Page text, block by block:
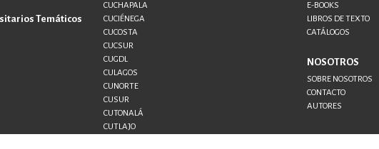
Temáticos
CUCHAPALA
CUCIÉNEGA
CUCOSTA
CUCSUR
CUGDL
CULAGOS
CUNORTE
CUSUR
CUTONALÁ
CUTLAJO
E-BOOKS
LIBROS DE TEXTO
CATÁLOGOS
NOSOTROS
SOBRE NOSOTROS
CONTACTO
AUTORES